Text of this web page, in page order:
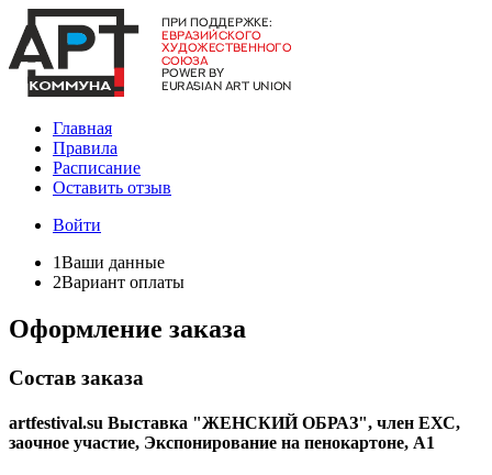
Главная
Правила
Расписание
Оставить отзыв
Войти
1Ваши данные
2Вариант оплаты
Оформление заказа
Состав заказа
artfestival.su Выставка "ЖЕНСКИЙ ОБРАЗ", член ЕХС,
заочное участие, Экспонирование на пенокартоне, А1